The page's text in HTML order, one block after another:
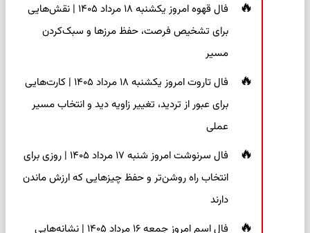
فال قهوه امروز یکشنبه ۱۸ مرداد ۱۴۰۵ | نقش‌هایی
برای تشخیص فرصت، حفظ مرزها و سبک‌کردن
مسیر
فال تاروت امروز یکشنبه ۱۸ مرداد ۱۴۰۵ | کارت‌هایی
برای عبور از تردید، تغییر زاویه دید و انتخاب مسیر
عملی
فال سرنوشت امروز شنبه ۱۷ مرداد ۱۴۰۵ | روزی برای
انتخاب راه روشن‌تر و حفظ چیزهایی که ارزش ماندن
دارند
فال اسم امروز جمعه ۱۶ مرداد ۱۴۰۵ | نشانه‌هایی